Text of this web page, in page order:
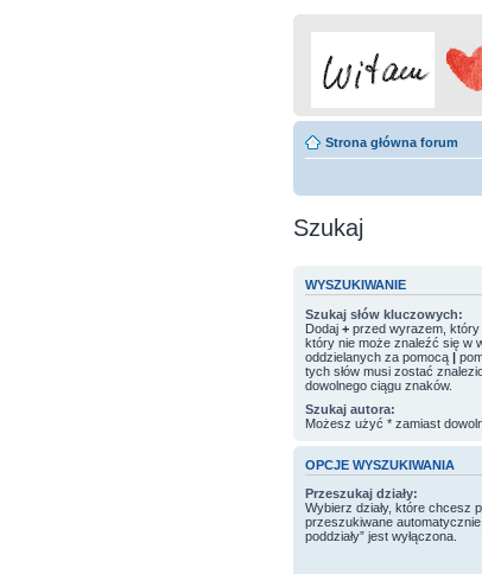
Strona główna forum
Szukaj
WYSZUKIWANIE
Szukaj słów kluczowych:
Dodaj + przed wyrazem,
który nie może znaleźć się w
oddzielanych za pomocą |
tych słów musi zostać
dowolnego ciągu znaków.
Szukaj autora:
Możesz użyć * zamiast
OPCJE WYSZUKIWANIA
Przeszukaj działy:
Wybierz działy, które chcesz
przeszukiwane
poddziały” jest wyłączona.